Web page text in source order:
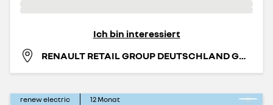
Ich bin interessiert
RENAULT RETAIL GROUP DEUTSCHLAND GMBH
renew electric 12Monat